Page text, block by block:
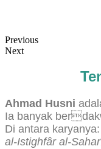
Previous
Next
Ahmad Husni
Ia banyak
Di antara
al-Istighfâr al-